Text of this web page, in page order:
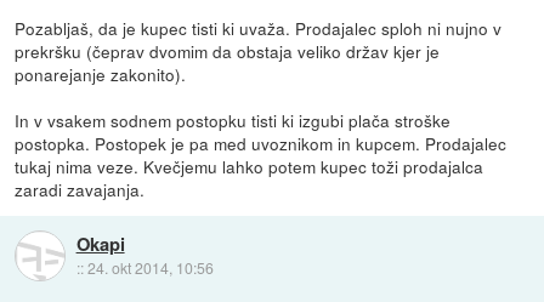
Pozabljaš, da je kupec tisti ki uvaža. Prodajalec sploh ni nujno v
prekršku (čeprav dvomim da obstaja veliko držav kjer je
ponarejanje zakonito).
In v vsakem sodnem postopku tisti ki izgubi plača stroške
postopka. Postopek je pa med uvoznikom in kupcem. Prodajalec
tukaj nima veze. Kvečjemu lahko potem kupec toži prodajalca
zaradi zavajanja.
Okapi
::24. okt 2014, 10:56